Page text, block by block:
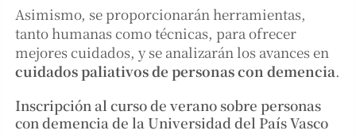
Asimismo, se proporcionarán herramientas,
tanto humanas como técnicas, para ofrecer
mejores cuidados, y se analizarán los avances en
cuidados paliativos de personas con demencia.
Inscripción al curso de verano sobre personas
con demencia de la Universidad del País Vasco